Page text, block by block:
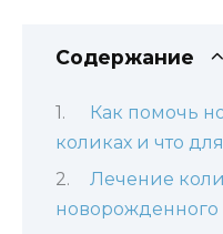
Содержание
Как помочь
коликах и что
Лечение